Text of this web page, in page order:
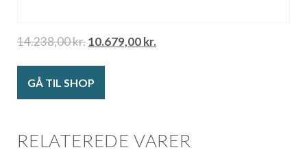
14.238,00kr.10.679,00kr.
GÅ TIL SHOP
RELATEREDE VARER